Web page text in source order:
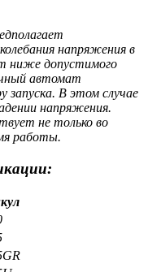
напряжения в
ниже допустимого
автомат
запуска. В этом случае
напряжения.
не только во
работы.